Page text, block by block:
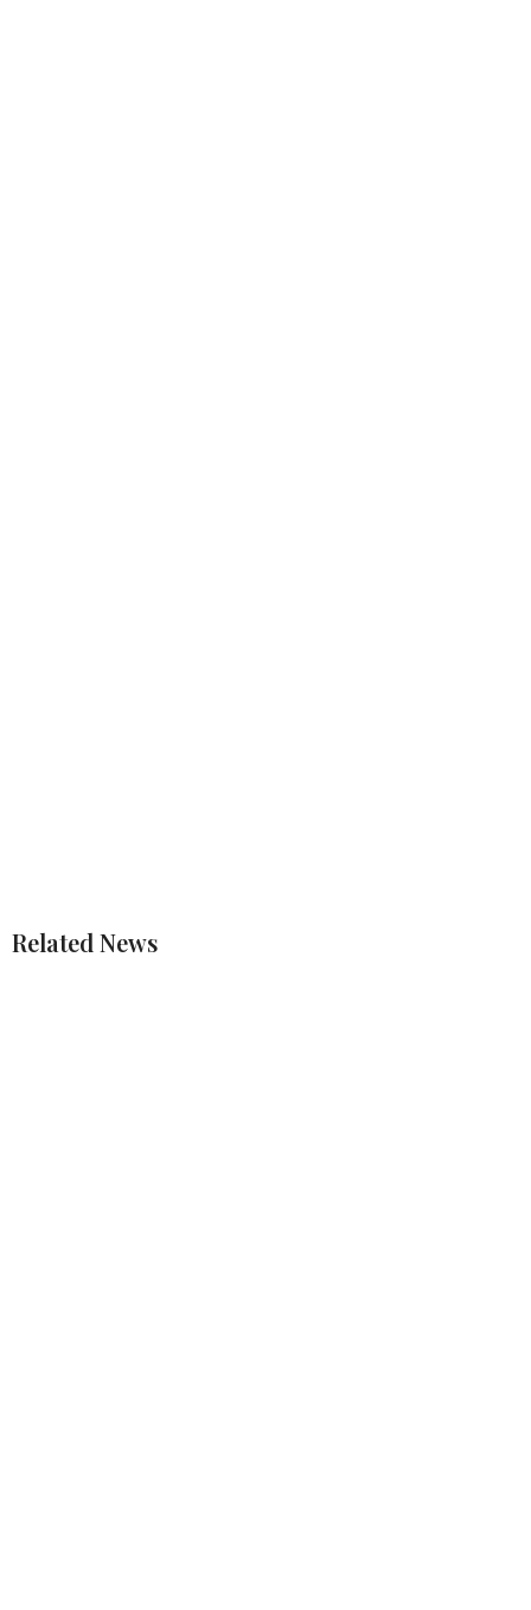
Related News